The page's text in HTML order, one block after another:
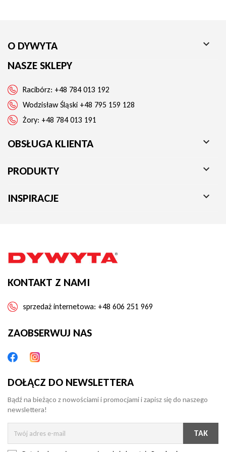
O DYWYTA 
NASZE SKLEPY
Racibórz: +48 784 013 192
Wodzisław Śląski +48 795 159 128
Żory: +48 784 013 191
OBSŁUGA KLIENTA 
PRODUKTY 
INSPIRACJE 
KONTAKT Z NAMI
sprzedaż internetowa: +48 606 251 969
ZAOBSERWUJ NAS
DOŁĄCZ DO NEWSLETTERA
Bądź na bieżąco z nowościami i promocjami i zapisz się do naszego
newslettera!